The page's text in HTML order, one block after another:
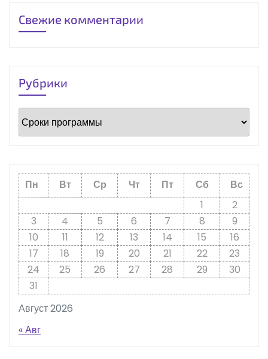
Свежие комментарии
Рубрики
Рубрики
Август 2026
Пн Вт Ср Чт Пт Сб
Вс
1
2
3
4 5 6 7 8
9
10
11 12 13 14 15
16
17
18 19 20 21 22
23
24
25 26 27 28 29
30
31
« Авг